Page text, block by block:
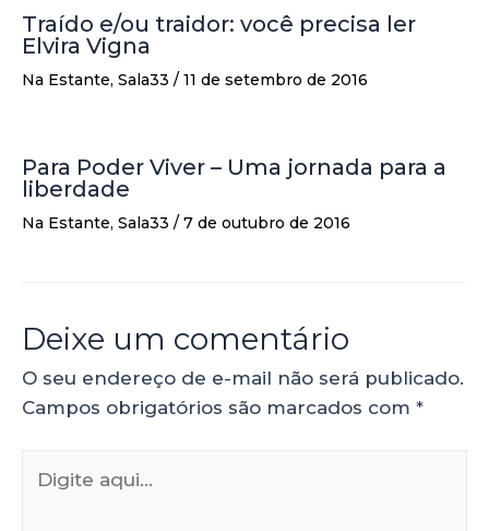
Traído e/ou traidor: você precisa ler
Elvira Vigna
Na Estante, Sala33 / 11 de setembro de 2016
Para Poder Viver – Uma jornada para a
liberdade
Na Estante, Sala33 / 7 de outubro de 2016
Deixe um comentário
O seu endereço de e-mail não será publicado.
Campos obrigatórios são marcados com *